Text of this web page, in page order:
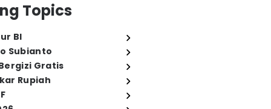
Topics
BI
Subianto
Gratis
Rupiah